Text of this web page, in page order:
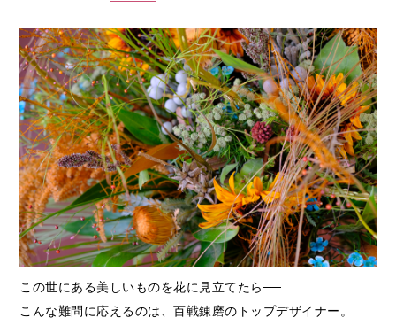
この世にある美しいものを花に見立てたら──
こんな難問に応えるのは、百戦錬磨のトップデザイナー。